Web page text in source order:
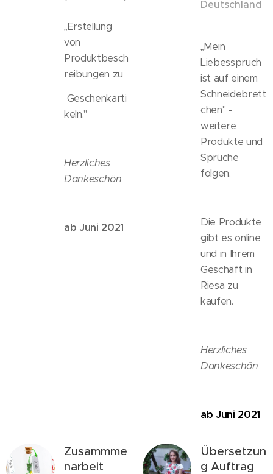
„Erstellung
von
Produktbesch
reibungen zu
Geschenkarti
keln."
Herzliches
Dankeschön
ab Juni 2021
Deutschland
„Mein
Liebesspruch
ist auf einem
Schneidebrett
chen" -
weitere
Produkte und
Sprüche
folgen.
Die Produkte
gibt es online
und in Ihrem
Geschäft in
Riesa zu
kaufen.
Herzliches
Dankeschön
ab Juni 2021
Zusammme
narbeit
Übersetzun
g Auftrag